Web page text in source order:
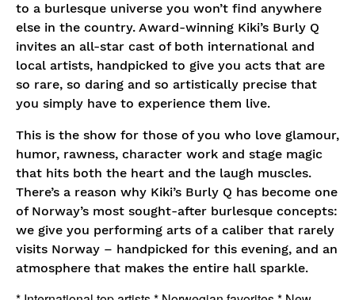
to a burlesque universe you won’t find anywhere
else in the country. Award-winning Kiki’s Burly Q
invites an all-star cast of both international and
local artists, handpicked to give you acts that are
so rare, so daring and so artistically precise that
you simply have to experience them live.
This is the show for those of you who love glamour,
humor, rawness, character work and stage magic
that hits both the heart and the laugh muscles.
There’s a reason why Kiki’s Burly Q has become one
of Norway’s most sought-after burlesque concepts:
we give you performing arts of a caliber that rarely
visits Norway – handpicked for this evening, and an
atmosphere that makes the entire hall sparkle.